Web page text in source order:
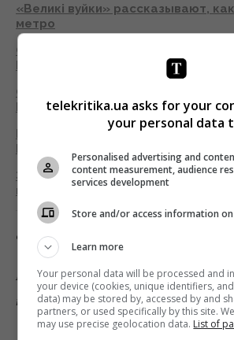
«Великі вуйки» рассказывают,
метро
Состоялся допремьерный показ
Вуйки» – фотоотчет
Стала известна дата премьеры
Вуйки»
Как «1+1» снимает нашумевший
Вуйки»
Это любовь: Надежда Мейхер и
комедии «Великі Вуйки»
Фото: пресс-служба «1+1»
Подписывайтесь на «Телекритику» в
на
Facebook!
telekritika.ua asks for your
your personal data
Personalised advertising and
content measurement, audience
services development
Store and/or access information on
Learn more
Your personal data will be processed and
your device (cookies, unique identifiers,
data) may be stored by, accessed by and
partners, or used specifically by this site.
may use precise geolocation data. List of